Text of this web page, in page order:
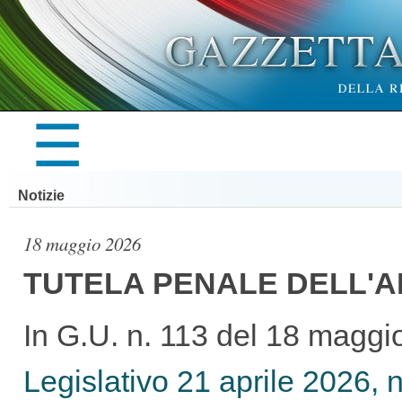
☰
×
LA
GAZZETTA
UFFICIALE
Notizie
18 maggio 2026
TUTELA PENALE
In G.U. n. 113 del 18
Legislativo 21 aprile 2026,